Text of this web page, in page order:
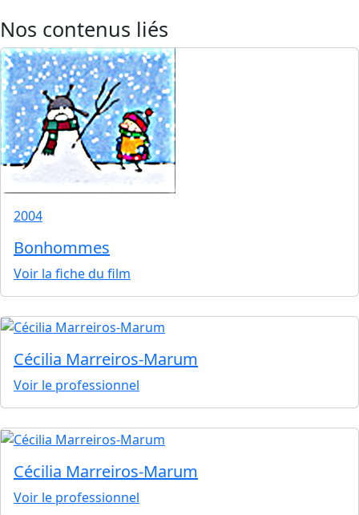
Nos contenus liés
2004
Bonhommes
Voir la fiche du film
Cécilia Marreiros-Marum
Voir le professionnel
Cécilia Marreiros-Marum
Voir le professionnel